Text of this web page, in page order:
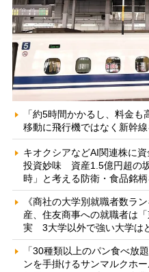
「約5時間かかるし、料金
移動に飛行機ではなく新幹
キオクシアなどAI関連株に
投資妙味 資産1.5億円超の
時」と考える防衛・食品銘
《商社の大学別就職者数ラ
産、住友商事への就職者は
実 3大学以外で強い大学は
「30種類以上のパン食べ放
ンを手掛けるサンマルクホ